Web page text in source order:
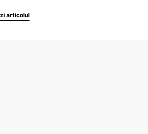
articolul